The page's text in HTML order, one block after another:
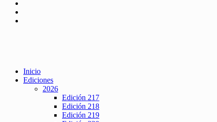
Inicio
Ediciones
2026
Edición 217
Edición 218
Edición 219